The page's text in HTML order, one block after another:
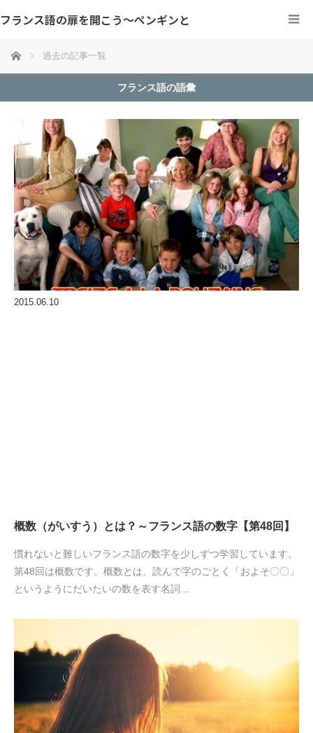
フランス語の扉を開こう～ペンギンと
ホーム 過去の記事一覧
フランス語の語彙
2015.06.10
概数（がいすう）とは？～フランス語の数字【第48回】
慣れないと難しいフランス語の数字を少しずつ学習しています。
第48回は概数です。概数とは、読んで字のごとく「およそ〇〇」
というようにだいたいの数を表す名詞…